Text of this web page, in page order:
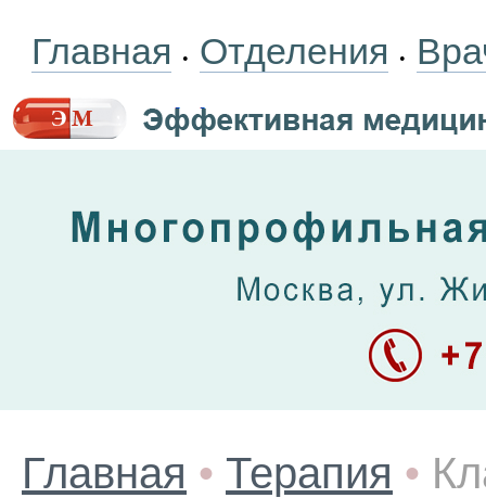
Главная • Отделения •
Главная • Терапия •